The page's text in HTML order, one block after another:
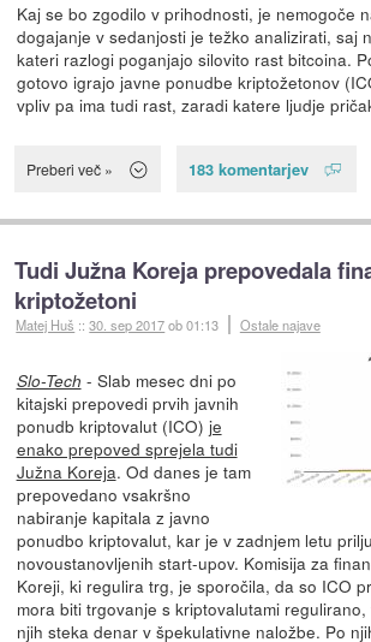
Kaj se bo zgodilo v prihodnosti, je nemogoče
dogajanje v sedanjosti je težko analizirati, saj
kateri razlogi poganjajo silovito rast bitcoina.
gotovo igrajo javne ponudbe kriptožetonov
vpliv pa ima tudi rast, zaradi katere ljudje
Preberi več » 183 komentarjev
Tudi Južna Koreja prepovedala
kriptožetoni
Matej Huš ::30. sep 2017ob 01:13 Ostale najave
Slo-Tech - Slab mesec dni po
kitajski prepovedi prvih javnih
ponudb kriptovalut (ICO) je
enako prepoved sprejela tudi
Južna Koreja. Od danes je tam
prepovedano vsakršno
nabiranje kapitala z javno
ponudbo kriptovalut, kar je v zadnjem letu
novoustanovljenih start-upov. Komisija za
Koreji, ki regulira trg, je sporočila, da so ICO
mora biti trgovanje s kriptovalutami
njih steka denar v špekulativne naložbe. Po